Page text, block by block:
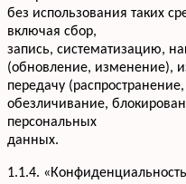
без использования таких
включая сбор,
запись, систематизацию,
(обновление, изменение),
передачу
обезличивание,
персональных
данных.
1.1.4.